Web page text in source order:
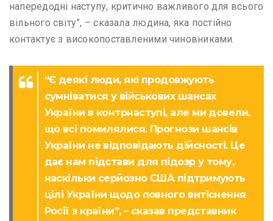
напередодні наступу, критично важливого для всього
вільного світу”, – сказала людина, яка постійно
контактує з високопоставленими чиновниками.
“Є деякі люди, які продовжують
сумніватися у військових шансах
України в контрнаступі, але ми довели,
що всі помилялися. Прогнози шансів
України не відповідають дійсності. Це
дає нам підстави для підозр у тому,
наскільки серйозно США підтримують
цілі України щодо повного витіснення
Росії з країни”, – сказав представник